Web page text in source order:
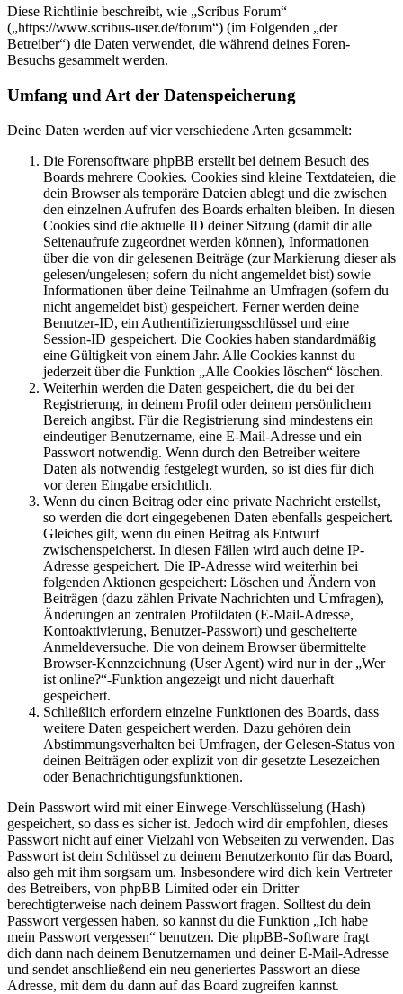
Diese Richtlinie beschreibt, wie „Scribus Forum“
(„https://www.scribus-user.de/forum“) (im Folgenden „der
Betreiber“) die Daten verwendet, die während deines Foren-
Besuchs gesammelt werden.
Umfang und Art der Datenspeicherung
Deine Daten werden auf vier verschiedene Arten gesammelt:
Die Forensoftware phpBB erstellt bei deinem Besuch des
Boards mehrere Cookies. Cookies sind kleine Textdateien, die
dein Browser als temporäre Dateien ablegt und die zwischen
den einzelnen Aufrufen des Boards erhalten bleiben. In diesen
Cookies sind die aktuelle ID deiner Sitzung (damit dir alle
Seitenaufrufe zugeordnet werden können), Informationen
über die von dir gelesenen Beiträge (zur Markierung dieser als
gelesen/ungelesen; sofern du nicht angemeldet bist) sowie
Informationen über deine Teilnahme an Umfragen (sofern du
nicht angemeldet bist) gespeichert. Ferner werden deine
Benutzer-ID, ein Authentifizierungsschlüssel und eine
Session-ID gespeichert. Die Cookies haben standardmäßig
eine Gültigkeit von einem Jahr. Alle Cookies kannst du
jederzeit über die Funktion „Alle Cookies löschen“ löschen.
Weiterhin werden die Daten gespeichert, die du bei der
Registrierung, in deinem Profil oder deinem persönlichem
Bereich angibst. Für die Registrierung sind mindestens ein
eindeutiger Benutzername, eine E-Mail-Adresse und ein
Passwort notwendig. Wenn durch den Betreiber weitere
Daten als notwendig festgelegt wurden, so ist dies für dich
vor deren Eingabe ersichtlich.
Wenn du einen Beitrag oder eine private Nachricht erstellst,
so werden die dort eingegebenen Daten ebenfalls gespeichert.
Gleiches gilt, wenn du einen Beitrag als Entwurf
zwischenspeicherst. In diesen Fällen wird auch deine IP-
Adresse gespeichert. Die IP-Adresse wird weiterhin bei
folgenden Aktionen gespeichert: Löschen und Ändern von
Beiträgen (dazu zählen Private Nachrichten und Umfragen),
Änderungen an zentralen Profildaten (E-Mail-Adresse,
Kontoaktivierung, Benutzer-Passwort) und gescheiterte
Anmeldeversuche. Die von deinem Browser übermittelte
Browser-Kennzeichnung (User Agent) wird nur in der „Wer
ist online?“-Funktion angezeigt und nicht dauerhaft
gespeichert.
Schließlich erfordern einzelne Funktionen des Boards, dass
weitere Daten gespeichert werden. Dazu gehören dein
Abstimmungsverhalten bei Umfragen, der Gelesen-Status von
deinen Beiträgen oder explizit von dir gesetzte Lesezeichen
oder Benachrichtigungsfunktionen.
Dein Passwort wird mit einer Einwege-Verschlüsselung (Hash)
gespeichert, so dass es sicher ist. Jedoch wird dir empfohlen, dieses
Passwort nicht auf einer Vielzahl von Webseiten zu verwenden. Das
Passwort ist dein Schlüssel zu deinem Benutzerkonto für das Board,
also geh mit ihm sorgsam um. Insbesondere wird dich kein Vertreter
des Betreibers, von phpBB Limited oder ein Dritter
berechtigterweise nach deinem Passwort fragen. Solltest du dein
Passwort vergessen haben, so kannst du die Funktion „Ich habe
mein Passwort vergessen“ benutzen. Die phpBB-Software fragt
dich dann nach deinem Benutzernamen und deiner E-Mail-Adresse
und sendet anschließend ein neu generiertes Passwort an diese
Adresse, mit dem du dann auf das Board zugreifen kannst.